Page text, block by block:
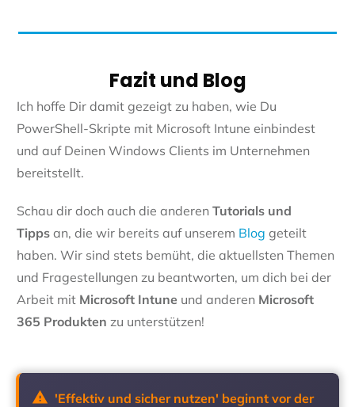
Fazit und Blog
Ich hoffe Dir damit gezeigt zu haben, wie Du
PowerShell-Skripte mit Microsoft Intune einbindest
und auf Deinen Windows Clients im Unternehmen
bereitstellt.
Schau dir doch auch die anderen Tutorials und
Tipps an, die wir bereits auf unserem Blog geteilt
haben. Wir sind stets bemüht, die aktuellsten Themen
und Fragestellungen zu beantworten, um dich bei der
Arbeit mit Microsoft Intune und anderen Microsoft
365 Produkten zu unterstützen!
'Effektiv und sicher nutzen' beginnt vor der